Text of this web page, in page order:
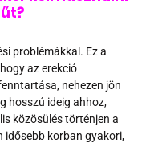
problémákkal. Ez a
az erekció
nehezen jön
hosszú ideig ahhoz,
közösülés történjen a
idősebb korban gyakori,